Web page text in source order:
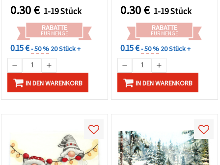
Bastelprojekte
0.30€ 1-19 Stück
RABATTE
FÜR MENGE
0.15 €- 50 % 20 Stück +
IN DEN WARENKORB
Bastelprojekte
0.30€ 1-19 Stück
RABATTE
FÜR MENGE
0.15 €- 50 % 20 Stück +
IN DEN WARENKORB